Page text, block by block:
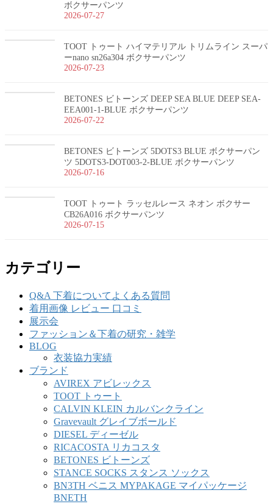
ボクサーパンツ
2026-07-27
TOOT トゥート ハイマテリアル トリムライン スーパ
ーnano sn26a304 ボクサーパンツ
2026-07-23
BETONES ビトーンズ DEEP SEA BLUE DEEP SEA-
EEA001-1-BLUE ボクサーパンツ
2026-07-22
BETONES ビトーンズ 5DOTS3 BLUE ボクサーパン
ツ 5DOTS3-DOT003-2-BLUE ボクサーパンツ
2026-07-16
TOOT トゥート ラッセルレース ネオン ボクサー
CB26A016 ボクサーパンツ
2026-07-15
カテゴリー
Q&A 下着についてよくある質問
着用画像 レビュー 口コミ
展示会
ファッション＆下着の研究・雑学
BLOG
衣装協力実績
ブランド
AVIREX アビレックス
TOOT トゥート
CALVIN KLEIN カルバンクライン
Gravevault グレイブボールド
DIESEL ディーゼル
RICACOSTA リカコスタ
BETONES ビトーンズ
STANCE SOCKS スタンス ソックス
BN3TH ベニス MYPAKAGE マイパッケージ
BNETH